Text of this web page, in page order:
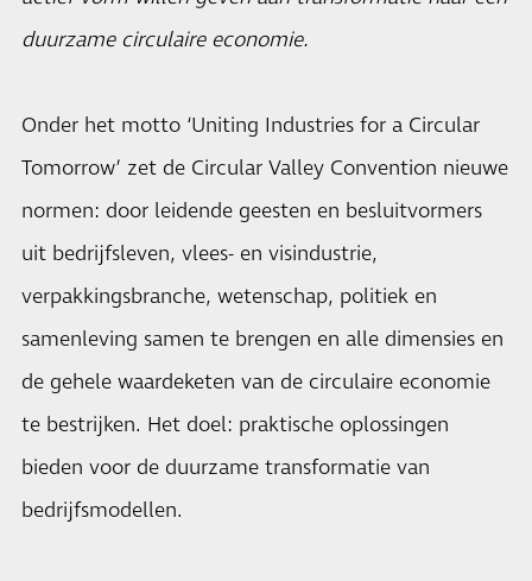
duurzame circulaire economie.
Onder het motto ‘Uniting Industries for a Circular
Tomorrow’ zet de Circular Valley Convention nieuwe
normen: door leidende geesten en besluitvormers
uit bedrijfsleven, vlees- en visindustrie,
verpakkingsbranche, wetenschap, politiek en
samenleving samen te brengen en alle dimensies en
de gehele waardeketen van de circulaire economie
te bestrijken. Het doel: praktische oplossingen
bieden voor de duurzame transformatie van
bedrijfsmodellen.